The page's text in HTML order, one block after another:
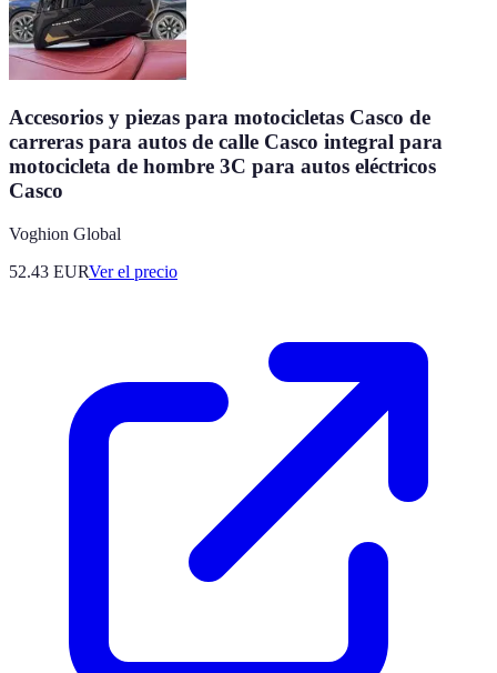
Accesorios y piezas para motocicletas Casco de
carreras para autos de calle Casco integral para
motocicleta de hombre 3C para autos eléctricos
Casco
Voghion Global
52.43 EURVer el precio